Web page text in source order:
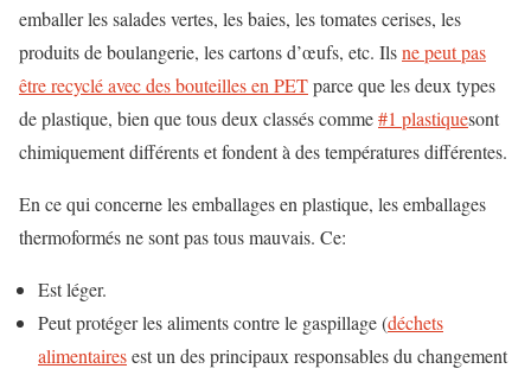
emballer les salades vertes, les baies, les tomates cerises, les
produits de boulangerie, les cartons d’œufs, etc. Ilsne peut pas
être recyclé avec des bouteilles en PETparce que les deux types
de plastique, bien que tous deux classés comme#1 plastiquesont
chimiquement différents et fondent à des températures différentes.
En ce qui concerne les emballages en plastique, les emballages
thermoformés ne sont pas tous mauvais. Ce:
Est léger.
Peut protéger les aliments contre le gaspillage (déchets
alimentairesest un des principaux responsables du changement